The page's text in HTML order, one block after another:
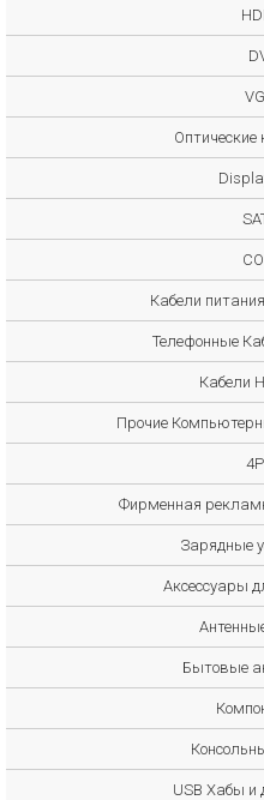
Оптические
Кабели
Телефонные
Кабели
Прочие
Фирменная
Зарядные
Аксессуары
Бытовые
USB Хабы и